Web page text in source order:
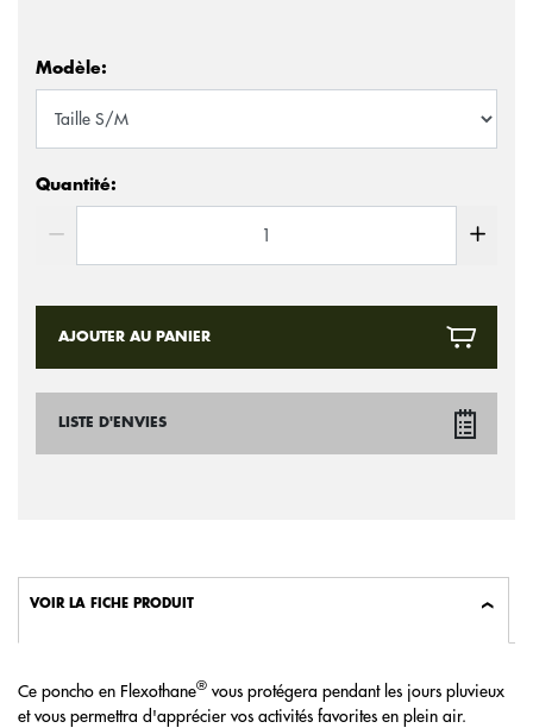
Modèle:
Quantité:
AJOUTER AU PANIER
LISTE D'ENVIES
VOIR LA FICHE PRODUIT
Ce poncho en Flexothane® vous protégera pendant les jours pluvieux
et vous permettra d'apprécier vos activités favorites en plein air.